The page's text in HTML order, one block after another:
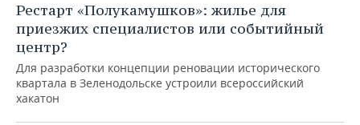
Рестарт «Полукамушков»: жилье для
приезжих специалистов или событийный
центр?
Для разработки концепции реновации исторического
квартала в Зеленодольске устроили всероссийский
хакатон